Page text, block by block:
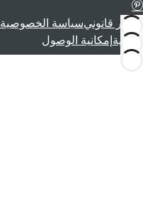
إشعار قانونيسياسة الخصوصية
قانونية إمكانية الوصول